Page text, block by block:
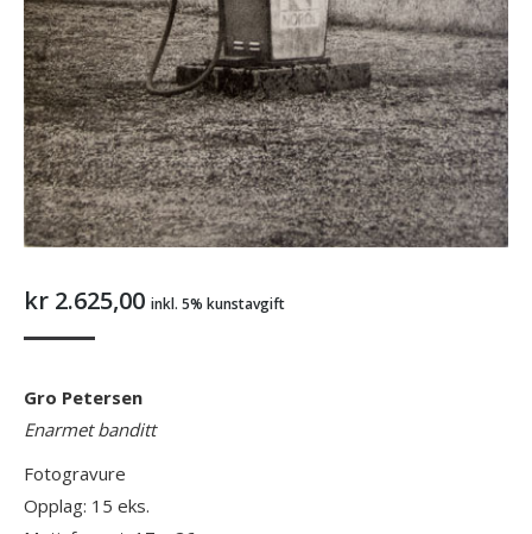
kr 2.625,00 inkl. 5% kunstavgift
Gro Petersen
Enarmet banditt
Fotogravure
Opplag: 15 eks.